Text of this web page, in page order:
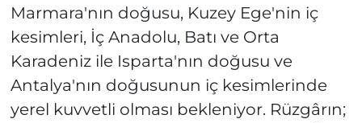
Marmara'nın doğusu, Kuzey Ege'nin iç
kesimleri, İç Anadolu, Batı ve Orta
Karadeniz ile Isparta'nın doğusu ve
Antalya'nın doğusunun iç kesimlerinde
yerel kuvvetli olması bekleniyor. Rüzgârın;